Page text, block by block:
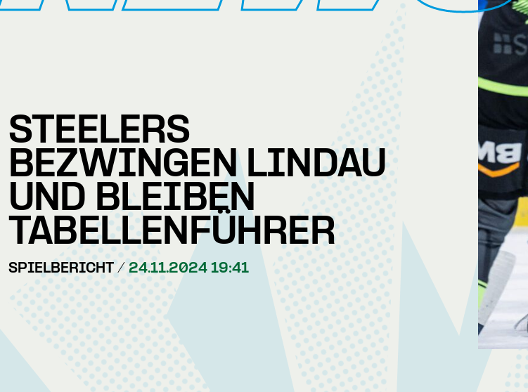
STEELERS
BEZWINGEN LINDAU
UND BLEIBEN
TABELLENFÜHRER
SPIELBERICHT / 24.11.2024 19:41